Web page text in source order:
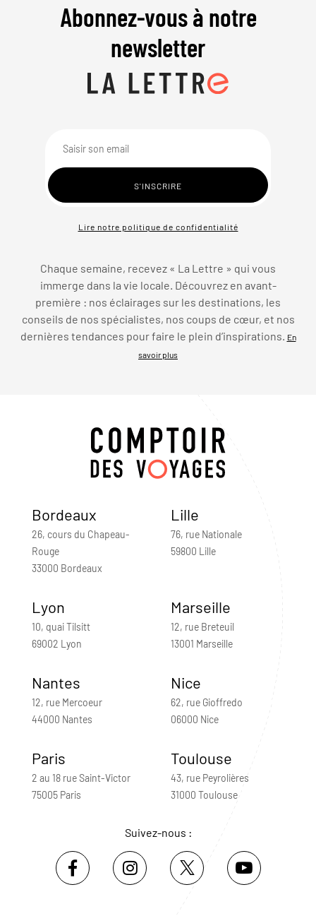
Abonnez-vous à notre
newsletter
Lire notre politique de confidentialité
Chaque semaine, recevez « La Lettre » qui vous
immerge dans la vie locale. Découvrez en avant-
première : nos éclairages sur les destinations, les
conseils de nos spécialistes, nos coups de cœur, et nos
dernières tendances pour faire le plein d’inspirations. En
savoir plus
Bordeaux
26, cours du Chapeau-
Rouge
33000 Bordeaux
Lille
76, rue Nationale
59800 Lille
Lyon
10, quai Tilsitt
69002 Lyon
Marseille
12, rue Breteuil
13001 Marseille
Nantes
12, rue Mercoeur
44000 Nantes
Nice
62, rue Gioffredo
06000 Nice
Paris
2 au 18 rue Saint-Victor
75005 Paris
Toulouse
43, rue Peyrolières
31000 Toulouse
Suivez-nous :